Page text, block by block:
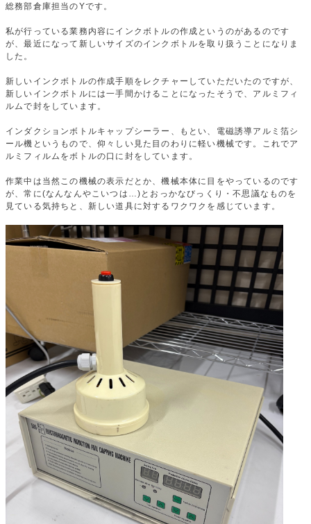
総務部倉庫担当のYです。
私が行っている業務内容にインクボトルの作成というのがあるのです
が、最近になって新しいサイズのインクボトルを取り扱うことになりま
した。
新しいインクボトルの作成手順をレクチャーしていただいたのですが、
新しいインクボトルには一手間かけることになったそうで、アルミフィ
ルムで封をしています。
インダクションボトルキャップシーラー、もとい、電磁誘導アルミ箔シ
ール機というもので、仰々しい見た目のわりに軽い機械です。これでア
ルミフィルムをボトルの口に封をしています。
作業中は当然この機械の表示だとか、機械本体に目をやっているのです
が、常に(なんなんやこいつは…)とおっかなびっくり・不思議なものを
見ている気持ちと、新しい道具に対するワクワクを感じています。